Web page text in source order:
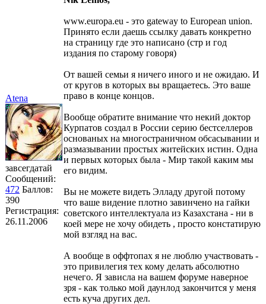
Atena
завсегдатай
Сообщений:
472 Баллов:
390
Регистрация:
26.11.2006
www.europa.eu - это gateway to European union.
Принято если даешь ссылку давать конкретно
на страницу где это написано (стр и год
издания по старому говоря)
От вашей семьи я ничего иного и не ожидаю. И
от кругов в которых вы вращаетесь. Это ваше
право в конце концов.
Вообще обратите внимание что некий доктор
Курпатов создал в России серию бестселлеров
основаных на многостраничном обсасывании и
размазывании простых житейских истин. Одна
и первых которых была - Мир такой каким мы
его видим.
Вы не можете видеть Элладу другой потому
что ваше видение плотно завинчено на гайки
советского интеллектуала из Казахстана - ни в
коей мере не хочу обидеть , просто констатирую
мой взгляд на вас.
А вообще в оффтопах я не люблю участвовать -
это привилегия тех кому делать абсолютно
нечего. Я зависла на вашем форуме наверное
зря - как только мой даунлод закончится у меня
есть куча других дел.